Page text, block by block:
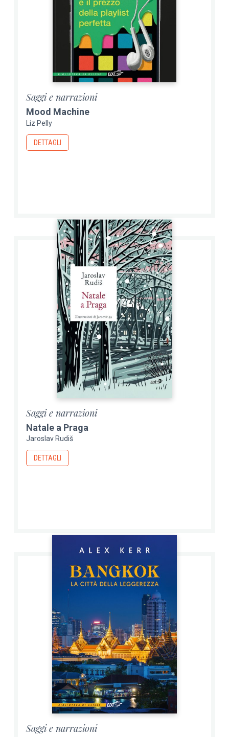
Saggi e narrazioni
Mood Machine
Liz Pelly
DETTAGLI
Saggi e narrazioni
Natale a Praga
Jaroslav Rudiš
DETTAGLI
Saggi e narrazioni